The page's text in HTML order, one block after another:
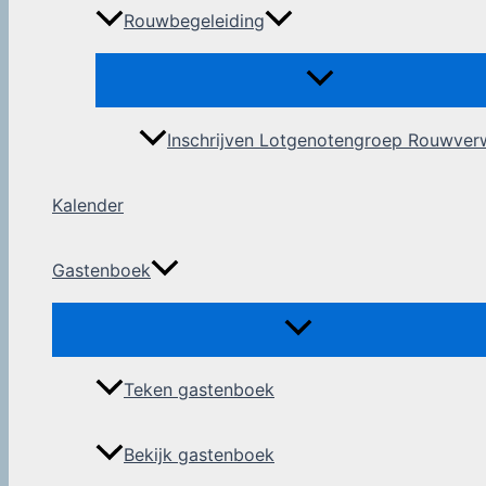
Rouwbegeleiding
Inschrijven Lotgenotengroep
Kalender
Gastenboek
Teken gastenboek
Bekijk gastenboek